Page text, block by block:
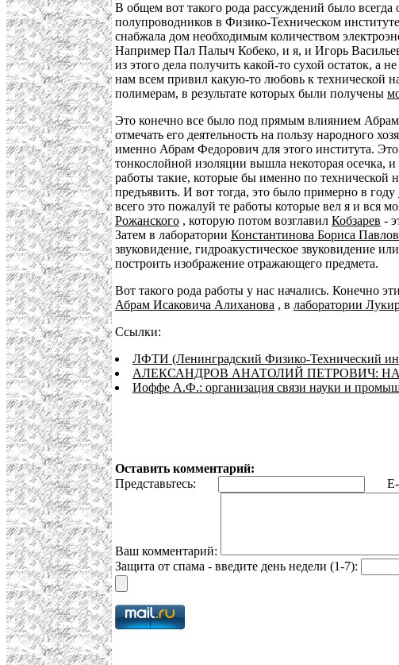
В общем вот такого рода рассуждений было
полупроводников в Физико-Техническом
снабжала дом необходимым количеством
Например Пал Палыч Кобеко, и я, и Игорь
из этого дела получить какой-то сухой остаток,
нам всем привил какую-то любовь к технической
полимерам, в результате которых были получены
Это конечно все было под прямым влиянием Абрам
отмечать его деятельность на пользу народного
именно Абрам Федорович для этого института.
тонкослойной изоляции вышла некоторая осечка,
работы такие, которые бы именно по технической
предъявить. И вот тогда, это было примерно в году
всего это пожалуй те работы которые вел я и вся
Рожанского , которую потом возглавил Кобзарев -
Затем в лаборатории Константинова Бориса
звуковидение, гидроакустическое звуковидение
построить изображение отражающего предмета.
Вот такого рода работы у нас начались. Конечно
Абрам Исаковича Алиханова , в лаборатории
Ссылки:
ЛФТИ (Ленинградский Физико-Технический
АЛЕКСАНДРОВ АНАТОЛИЙ ПЕТРОВИЧ:
Иоффе А.Ф.: организация связи науки и
Оставить комментарий:
Представьтесь:
E-
Ваш комментарий:
Защита от спама - введите день недели (1-7):